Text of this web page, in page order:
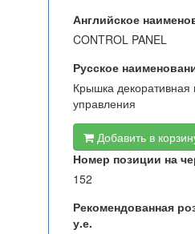
Английское
CONTROL PANEL
Русское
Крышка декоративная
управления
Добавить в
Номер позиции на
152
Рекомендованная
у.е.